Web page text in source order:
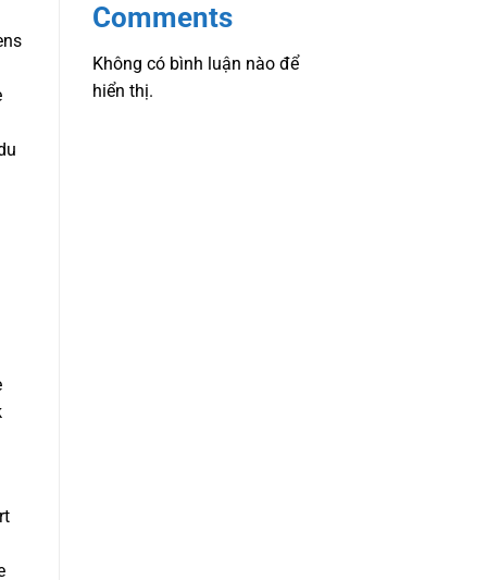
Comments
Không có bình luận nào để
hiển thị.